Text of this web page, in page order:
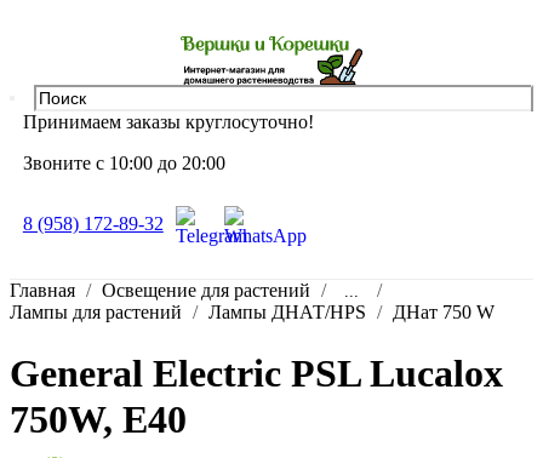
Принимаем заказы круглосуточно!
Звоните с 10:00 до 20:00
8 (958) 172-89-32
Главная Освещение для растений ...
Лампы для растений Лампы ДНАТ/HPS ДНат 750 W
General Electric PSL Lucalox
750W, Е40